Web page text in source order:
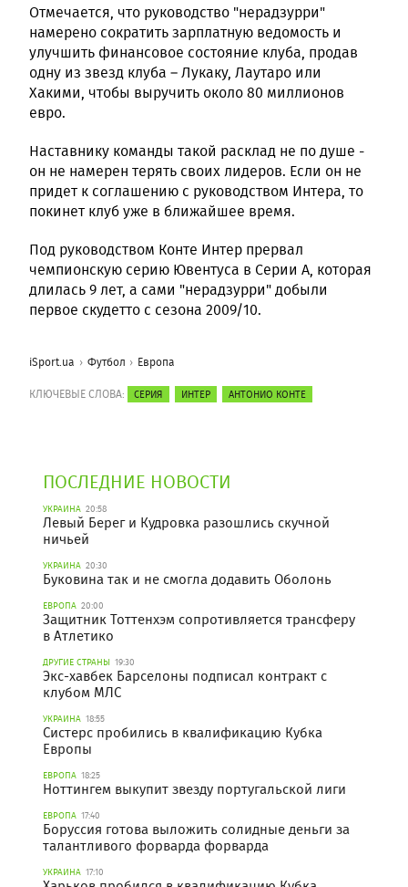
Отмечается, что руководство "нерадзурри"
намерено сократить зарплатную ведомость и
улучшить финансовое состояние клуба, продав
одну из звезд клуба – Лукаку, Лаутаро или
Хакими, чтобы выручить около 80 миллионов
евро.
Наставнику команды такой расклад не по душе -
он не намерен терять своих лидеров. Если он не
придет к соглашению с руководством Интера, то
покинет клуб уже в ближайшее время.
Под руководством Конте Интер прервал
чемпионскую серию Ювентуса в Серии А, которая
длилась 9 лет, а сами "нерадзурри" добыли
первое скудетто с сезона 2009/10.
iSport.ua Футбол Европа
КЛЮЧЕВЫЕ СЛОВА: СЕРИЯ ИНТЕР АНТОНИО КОНТЕ
ПОСЛЕДНИЕ НОВОСТИ
УКРАИНА 20:58
Левый Берег и Кудровка разошлись скучной
ничьей
УКРАИНА 20:30
Буковина так и не смогла додавить Оболонь
ЕВРОПА 20:00
Защитник Тоттенхэм сопротивляется трансферу
в Атлетико
ДРУГИЕ СТРАНЫ 19:30
Экс-хавбек Барселоны подписал контракт с
клубом МЛС
УКРАИНА 18:55
Систерс пробились в квалификацию Кубка
Европы
ЕВРОПА 18:25
Ноттингем выкупит звезду португальской лиги
ЕВРОПА 17:40
Боруссия готова выложить солидные деньги за
талантливого форварда форварда
УКРАИНА 17:10